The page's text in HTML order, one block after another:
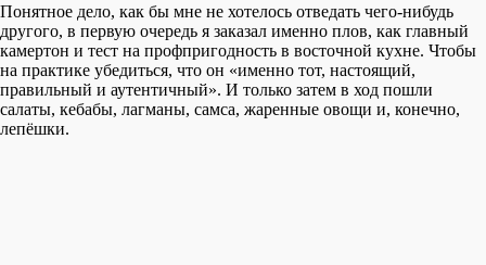
Понятное дело, как бы мне не хотелось отведать чего-нибудь
другого, в первую очередь я заказал именно плов, как главный
камертон и тест на профпригодность в восточной кухне. Чтобы
на практике убедиться, что он «именно тот, настоящий,
правильный и аутентичный». И только затем в ход пошли
салаты, кебабы, лагманы, самса, жаренные овощи и, конечно,
лепёшки.